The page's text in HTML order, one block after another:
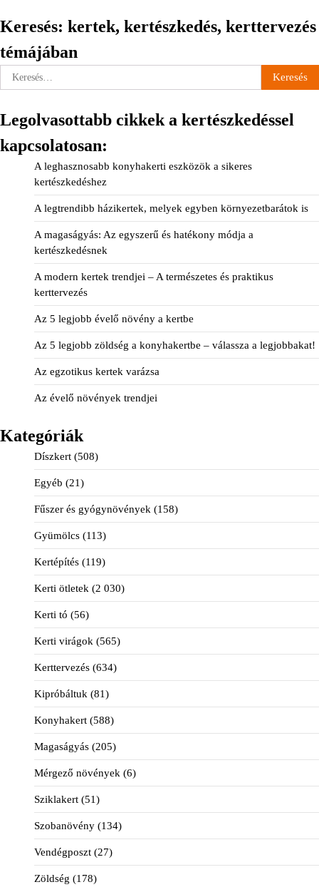
Keresés: kertek, kertészkedés, kerttervezés
témájában
Keresés:
Legolvasottabb cikkek a kertészkedéssel
kapcsolatosan:
A leghasznosabb konyhakerti eszközök a sikeres
kertészkedéshez
A legtrendibb házikertek, melyek egyben környezetbarátok is
A magaságyás: Az egyszerű és hatékony módja a
kertészkedésnek
A modern kertek trendjei – A természetes és praktikus
kerttervezés
Az 5 legjobb évelő növény a kertbe
Az 5 legjobb zöldség a konyhakertbe – válassza a legjobbakat!
Az egzotikus kertek varázsa
Az évelő növények trendjei
Kategóriák
Díszkert (508)
Egyéb (21)
Fűszer és gyógynövények (158)
Gyümölcs (113)
Kertépítés (119)
Kerti ötletek (2 030)
Kerti tó (56)
Kerti virágok (565)
Kerttervezés (634)
Kipróbáltuk (81)
Konyhakert (588)
Magaságyás (205)
Mérgező növények (6)
Sziklakert (51)
Szobanövény (134)
Vendégposzt (27)
Zöldség (178)